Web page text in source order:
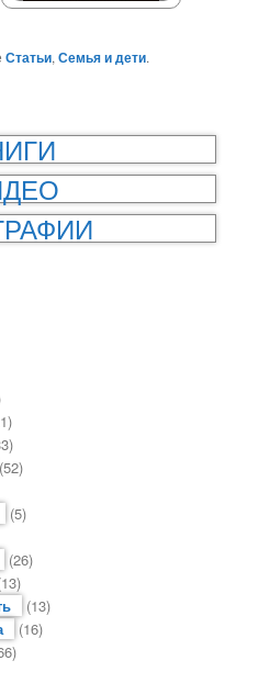
Статьи,Семья и дети.
(52)
(5)
(26)
(13)
(16)